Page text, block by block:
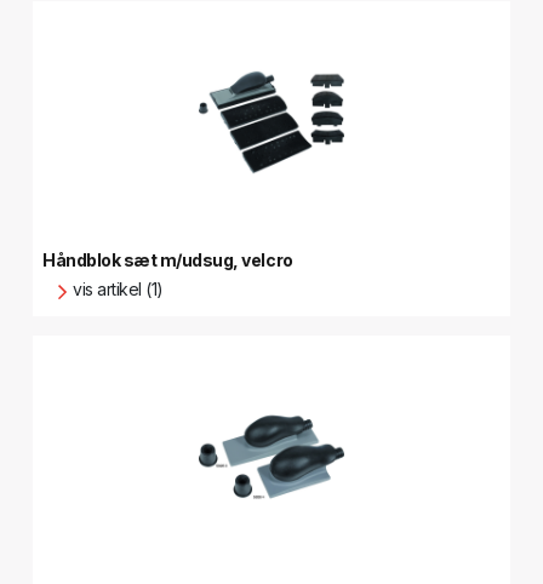
Håndblok sæt m/udsug, velcro
vis artikel (1)